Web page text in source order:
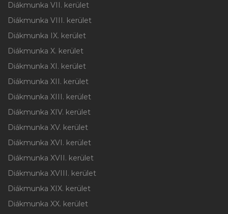
Diákmunka VII. kerület
Diákmunka VIII. kerület
Diákmunka IX. kerület
Diákmunka X. kerület
Diákmunka XI. kerület
Diákmunka XII. kerület
Diákmunka XIII. kerület
Diákmunka XIV. kerület
Diákmunka XV. kerület
Diákmunka XVI. kerület
Diákmunka XVII. kerület
Diákmunka XVIII. kerület
Diákmunka XIX. kerület
Diákmunka XX. kerület